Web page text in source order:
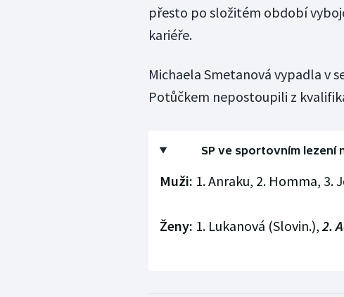
přesto po složitém období
kariéře.
Michaela Smetanová vypadla v
Potůčkem nepostoupili z
SP ve sportovním lezení
Muži: 1. Anraku, 2. Homma, 3.
Ženy: 1. Lukanová (Slovin.),2.